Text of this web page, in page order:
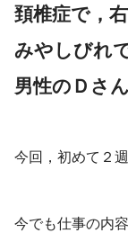
頚椎症で，
みやしびれ
男性のＤさん
今回，初めて２
今でも仕事の内